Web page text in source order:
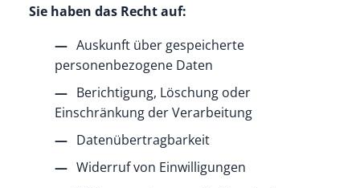
Sie haben das Recht auf:
Auskunft über gespeicherte
personenbezogene Daten
Berichtigung, Löschung oder
Einschränkung der Verarbeitung
Datenübertragbarkeit
Widerruf von Einwilligungen